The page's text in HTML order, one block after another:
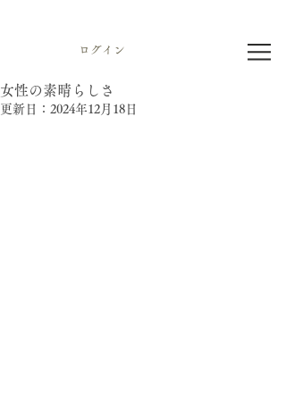
ログイン
女性の素晴らしさ
更新日： 2024年12月18日